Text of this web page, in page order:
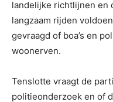
landelijke richtlijnen en
langzaam rijden
gevraagd of boa’s en
woonerven.
Tenslotte vraagt de
politieonderzoek en of